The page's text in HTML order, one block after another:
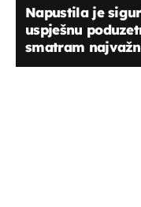
Napustila je
uspješnu
smatram